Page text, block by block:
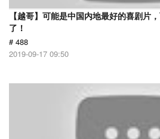
【越哥】可能是中国内地最好的喜剧片
了！
# 488
2019-09-17 09:50